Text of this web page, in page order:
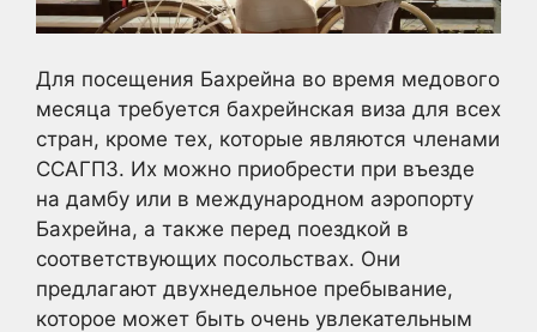
Для посещения Бахрейна во время медового
месяца требуется бахрейнская виза для всех
стран, кроме тех, которые являются членами
ССАГПЗ. Их можно приобрести при въезде
на дамбу или в международном аэропорту
Бахрейна, а также перед поездкой в
соответствующих посольствах. Они
предлагают двухнедельное пребывание,
которое может быть очень увлекательным